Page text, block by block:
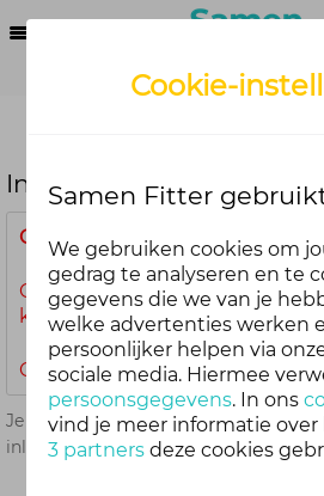
Inloggen
Gepland onderhoud
Opvrijdag 7 augustus 2026 van
kun je mogelijk niet inloggen.
Onze excuses voor het
Je kunt met je Samen Fitter
inloggen. Dus één account voor
Cookie-
Samen Fitter
We gebruiken cookies om
gedrag te analyseren en te
gegevens die we van je
welke advertenties werken
persoonlijker helpen via
sociale media. Hiermee
persoonsgegevens. In ons
vind je meer informatie over
3 partners deze cookies